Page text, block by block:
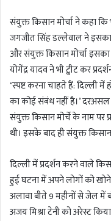
संयुक्त किसान मोर्चा ने कहा
जगजीत सिंह डल्लेवाल ने
और संयुक्त किसान मोर्चा
योगेंद्र यादव ने भी ट्वीट कर
‘स्पष्ट करना चाहते हैं: दिल्ली
का कोई संबंध नहीं है।’
संयुक्त किसान मोर्चे के नाम पर
थी। इसके बाद ही संयुक्त
दिल्ली में प्रदर्शन करने वाले
हुई घटना में अपने लोगों को
अलावा बीते 9 महीनों से जेल में
अजय मिश्रा टेनी को अरेस्ट